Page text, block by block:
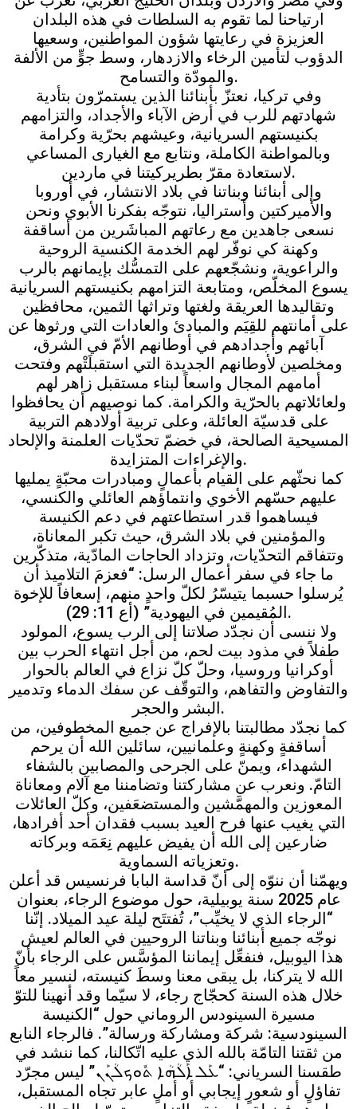
ارتياحنا لما تقوم به السلطات في هذه البلدان
العزيزة في رعايتها شؤون المواطنين، وسعيها
الدؤوب لتأمين الرخاء والازدهار، وسط جوٍّ من الألفة
والمودّة والتسامح.
وفي تركيا، نعتزّ بأبنائنا الذين يستمرّون بتأدية
شهادتهم للرب في أرض الآباء والأجداد، والتزامهم
بكنيستهم السريانية، وعيشهم بحرّية وكرامة
وبالمواطنة الكاملة، ونتابع مع الغيارى المساعي
لاستعادة مقرّ بطريركيتنا في ماردين.
وإلى أبنائنا وبناتنا في بلاد الانتشار، في أوروبا
والأميركتين وأستراليا، نتوجّه بفكرنا الأبوي ونحن
نسعى جاهدين مع رعاتهم المباشَرين من أساقفة
وكهنة كي نوفّر لهم الخدمة الكنسية الروحية
والراعوية، ونشجّعهم على التمسُّك بإيمانهم بالرب
يسوع المخلّص، ومتابعة التزامهم بكنيستهم السريانية
وتقاليدها العريقة ولغتها وتراثها الثمين، محافظين
على أمانتهم للقِيَم والمبادئ والعادات التي ورثوها عن
آبائهم وأجدادهم في أوطانهم الأمّ في الشرق،
ومخلصين لأوطانهم الجديدة التي استقبلَتْهم وفتحت
أمامهم المجال واسعاً لبناء مستقبل زاهر لهم
ولعائلاتهم بالحرّية والكرامة. كما نوصيهم أن يحافظوا
على قدسيّة العائلة، وعلى تربية أولادهم التربية
المسيحية الصالحة، في خضمّ تحدّيات العلمنة والإلحاد
والإغراءات المتزايدة.
كما نحثّهم على القيام بأعمالٍ ومبادرات محبّةٍ يمليها
عليهم حسّهم الأخوي وانتماؤهم العائلي والكنسي،
فيساهموا قدر استطاعتهم في دعم الكنيسة
والمؤمنين في بلاد الشرق، حيث تكبر المعاناة،
وتتفاقم التحدّيات، وتزداد الحاجات المادّية، متذكّرين
ما جاء في سفر أعمال الرسل: “فعزمَ التلاميذ أن
يُرسلوا حسبما يتيسّرُ لكلّ واحدٍ منهم، إسعافاً للإخوة
المُقيمين في اليهودية” (أع 11: 29).
ولا ننسى أن نجدّد صلاتنا إلى الرب يسوع، المولود
طفلاً في مذود بيت لحم، من أجل انتهاء الحرب بين
أوكرانيا وروسيا، وحلّ كلّ نزاع في العالم بالحوار
والتفاوض والتفاهم، والتوقّف عن سفك الدماء وتدمير
البشر والحجر.
كما نجدّد مطالبتنا بالإفراج عن جميع المخطوفين، من
أساقفةٍ وكهنةٍ وعلمانيين، سائلين الله أن يرحم
الشهداء، ويمنّ على الجرحى والمصابين بالشفاء
التامّ. ونعرب عن مشاركتنا وتضامننا مع آلام ومعاناة
المعوزين والمهمَّشين والمستضعَفين، وكلّ العائلات
التي يغيب عنها فرح العيد بسبب فقدان أحد أفرادها،
ضارعين إلى الله أن يفيض عليهم نِعَمَه وبركاته
وتعزياته السماوية.
ويهمّنا أن ننوّه إلى أنّ قداسة البابا فرنسيس قد أعلن
عام 2025 سنة يوبيلية، حول موضوع الرجاء، بعنوان
“الرجاء الذي لا يخيِّب”، تُفتتَح ليلة عيد الميلاد. إنّنا
نوجّه جميع أبنائنا وبناتنا الروحيين في العالم لعيش
هذا اليوبيل، فنفعِّل إيماننا المؤسَّس على الرجاء بأنّ
الله لا يتركنا، بل يبقى معنا وسطَ كنيسته، لنسير معاً
خلال هذه السنة كحجّاج رجاء، لا سيّما وقد أنهينا للتوّ
مسيرة السينودس الروماني حول “الكنيسة
السينودسية: شركة ومشاركة ورسالة”. فالرجاء النابع
من ثقتنا التامّة بالله الذي عليه اتّكالنا، كما ننشد في
طقسنا السرياني: “ܥܰܠ ܐܰܠܳܗܳܐ ܬܽܘܟܠܳܢܰܢ” ليس مجرّد
تفاؤلٍ أو شعورٍ إيجابي أو أملٍ عابر تجاه المستقبل،